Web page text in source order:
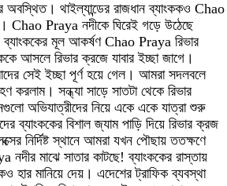
অবস্থিত। থাইল্যান্ডের রাজধান ব্যাংককও Chao
Chao Praya নদীকে ঘিরেই গড়ে উঠেছে
ব্যাংককের মূল আকর্ষণ Chao Praya রিভার
আসলে রিভার ক্রজে যাবার ইচ্ছা জাগে।
সেই ইচ্ছা পূর্ণ হয়ে গেল। আমরা সদলবলে
করলাম। সন্ধ্যা সাড়ে সাতটা থেকে রিভার
অভিযাত্রীদের নিয়ে একে একে যাত্রা শুরু
ব্যাংককের বিশাল জ্যাম পাড়ি দিয়ে রিভার ক্রজ
নির্দিষ্ট স্থানে আমরা যখন পৌছায় ততক্ষণে
মাঝে সাতার কাটছে! ব্যাংককের রাস্তায়
হার মানিয়ে দেয়। এদেশের ট্রাফিক ব্যবস্থা